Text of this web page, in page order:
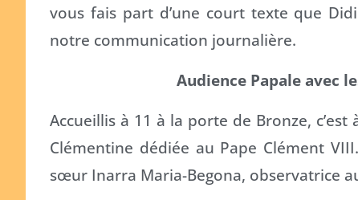
vous fais part d’une court texte que
notre communication journalière.
Audience Papale avec
Accueillis à 11 à la porte de Bronze,
Clémentine dédiée au Pape Clément
sœur Inarra Maria-Begona, observatrice